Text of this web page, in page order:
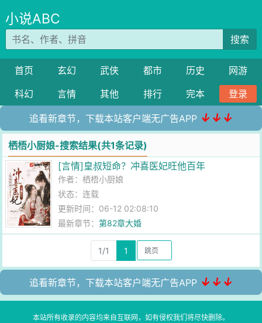
小说ABC
搜索
首页 玄幻 武侠 都市 历史
网游
科幻
言情 其他 排行 完本 登录
追看新章节，下载本站客户端无广告APP ↓↓↓
栖梧小厨娘-搜索结果(共1条记录)
[言情]皇叔短命？冲喜医妃旺他百年
作者：栖梧小厨娘
状态：连载
更新时间：06-12 02:08:10
最新章节：第82章大婚
1/1 1
追看新章节，下载本站客户端无广告APP ↓↓↓
本站所有收录的内容均来自互联网，如有侵权我们将尽快删除。